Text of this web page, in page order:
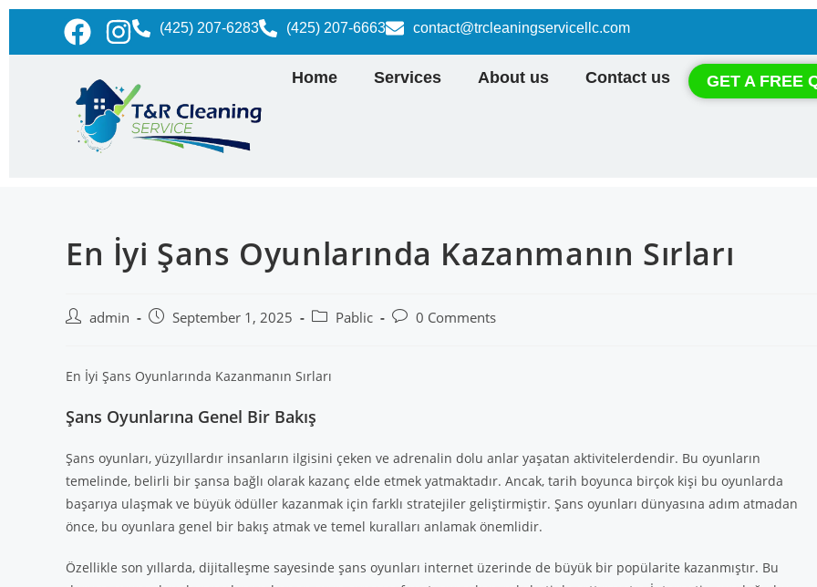
(425) 207-6283 (425) 207-6663 contact@trcleaningservicellc.com
Home Services About us Contact us GET A FREE
En İyi Şans Oyunlarında Kazanmanın Sırları
admin September 1, 2025 Pablic 0 Comments
En İyi Şans Oyunlarında Kazanmanın Sırları
Şans Oyunlarına Genel Bir Bakış
Şans oyunları, yüzyıllardır insanların ilgisini çeken ve adrenalin dolu anlar yaşatan aktivitelerdendir. Bu oyunların
temelinde, belirli bir şansa bağlı olarak kazanç elde etmek yatmaktadır. Ancak, tarih boyunca birçok kişi bu oyunlarda
başarıya ulaşmak ve büyük ödüller kazanmak için farklı stratejiler geliştirmiştir. Şans oyunları dünyasına adım atmadan
önce, bu oyunlara genel bir bakış atmak ve temel kuralları anlamak önemlidir.
Özellikle son yıllarda, dijitalleşme sayesinde şans oyunları internet üzerinde de büyük bir popülarite kazanmıştır. Bu